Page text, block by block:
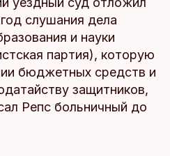
слушания дела
и науки
партия), которую
бюджетных средств и
защитников,
Репс больничный до